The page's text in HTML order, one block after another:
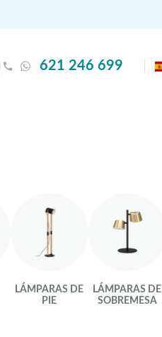
621 246 699
LÁMPARAS DE
PIE
LÁMPARAS DE
SOBREMESA